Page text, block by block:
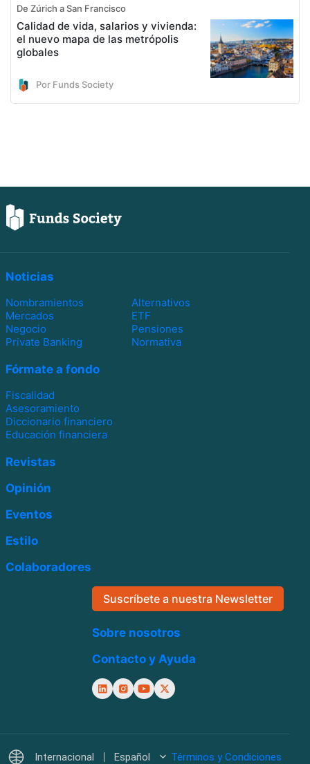
De Zúrich a San Francisco
Calidad de vida, salarios y vivienda:
el nuevo mapa de las metrópolis
globales
Por Funds Society
Noticias
Nombramientos
Alternativos
Mercados
ETF
Negocio
Pensiones
Private Banking
Normativa
Fórmate a fondo
Fiscalidad
Asesoramiento
Diccionario financiero
Educación financiera
Revistas
Opinión
Eventos
Estilo
Colaboradores
Suscríbete a nuestra Newsletter
Sobre nosotros
Contacto y Ayuda
Internacional Español Términos y Condiciones